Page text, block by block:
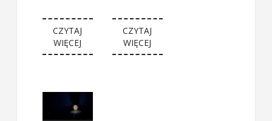
CZYTAJ
WIĘCEJ
CZYTAJ
WIĘCEJ